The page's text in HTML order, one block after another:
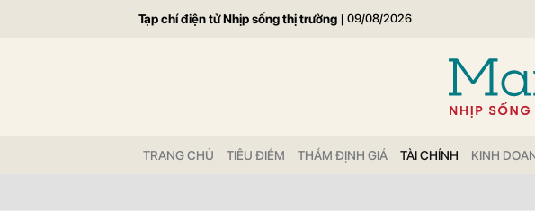
Tạp chí điện tử Nhịp sống thị trường | 09/08/2026
TRANG CHỦ TIÊU ĐIỂM THẨM ĐỊNH GIÁ TÀI CHÍNH KINH
Gửi bình luận